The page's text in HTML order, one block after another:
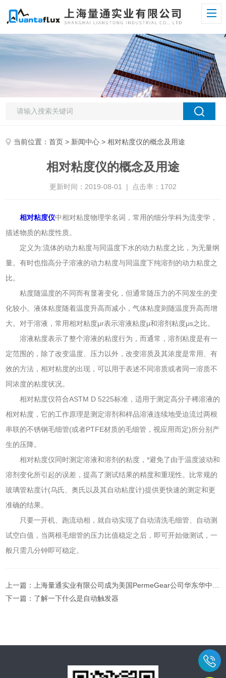
当前位置：首页 > 新闻中心 > 相对粘度仪的概念及用途
相对粘度仪的概念及用途
更新时间：2019-08-01 | 点击率：1702
相对粘度仪中相对粘度物理学名词，常用的细分学科为流变学，
描述物质的粘度性质。
定义为:流体的动力粘度与同温度下水的动力粘度之比，为无量纲
量。有时也指高分子溶液的动力粘度与同温度下纯溶剂的动力粘度之
比。
粘度随温度的不同而有显著变化，但通常随压力的不同发生的变
化较小。液体粘度随着温度升高而减小，气体粘度则随温度升高而增
大。对于溶液，常用相对粘度μr表示溶液粘度μ和溶剂粘度μs之比。
溶液粘度表示了整个溶液的粘度行为，而通常，溶剂粘度是有一
定范围的，除了改变温度、压力以外，改变溶质及其浓度是常用、有
效的方法，相对粘度的出现，可以用于表述不同溶质或者同一溶质不
同浓度的粘度状况。
相对粘度仪符合ASTM D 5225标准，适用于测定高分子稀溶液的
相对粘度，它的工作原理是测定溶剂和样品溶液连续地受迫流过两根
串联的不锈钢毛细管(或者PTFE材质的毛细管，视应用而定)所分别产
生的压降。
相对粘度仪同时测定溶液和溶剂的粘度，*避免了由于温度波动和
溶剂变化所引起的误差，提高了测试结果的精度和重现性。比常规的
玻璃管粘度计(乌氏、奥氏以及其自动粘度计)提供更快速的测定和更
准确的结果。
只要一开机、跑流动相，就自动实现了自动清洗毛细管、自动测
试空白值，当两根毛细管的压力比值稳定之后，即可开始做测试，一
般只需几分钟即可稳定。
上一篇：上海量通实业有限公司成为美国PermeGear公司华东华中区域总代理
下一篇： 了解一下什么是自动触发器